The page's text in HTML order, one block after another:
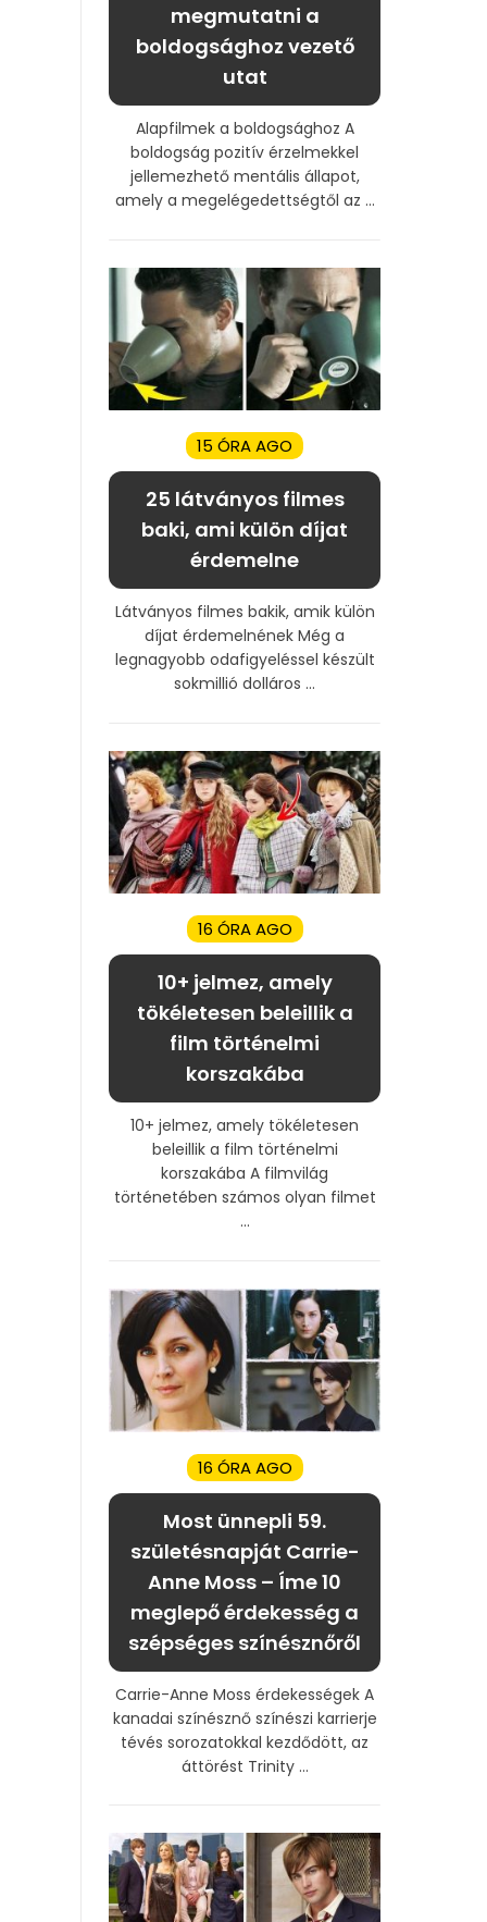
megmutatni a
boldogsághoz vezető
utat
Alapfilmek a boldogsághoz A
boldogság pozitív érzelmekkel
jellemezhető mentális állapot,
amely a megelégedettségtől az ...
15 ÓRA AGO
25 látványos filmes
baki, ami külön díjat
érdemelne
Látványos filmes bakik, amik külön
díjat érdemelnének Még a
legnagyobb odafigyeléssel készült
sokmillió dolláros ...
16 ÓRA AGO
10+ jelmez, amely
tökéletesen beleillik a
film történelmi
korszakába
10+ jelmez, amely tökéletesen
beleillik a film történelmi
korszakába A filmvilág
történetében számos olyan filmet
...
16 ÓRA AGO
Most ünnepli 59.
születésnapját Carrie-
Anne Moss – Íme 10
meglepő érdekesség a
szépséges színésznőről
Carrie-Anne Moss érdekességek A
kanadai színésznő színészi karrierje
tévés sorozatokkal kezdődött, az
áttörést Trinity ...